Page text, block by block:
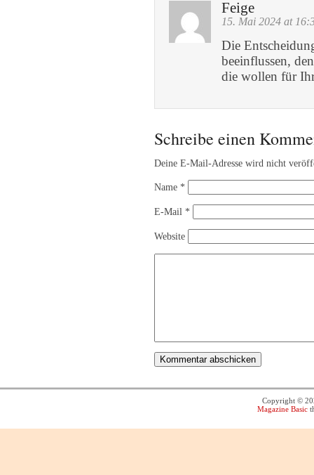
Feige
15. Mai 2024 at
Die
beeinflussen,
die wollen für
Schreibe einen
Deine E-Mail-Adresse wird nicht
Name *
E-Mail *
Website
Copyright ©
Magazine Basic